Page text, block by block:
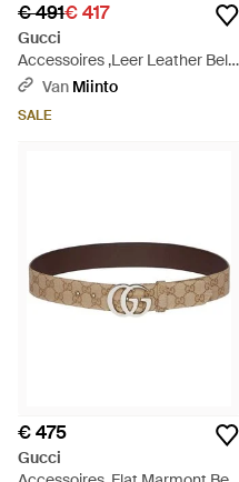
€ 491€ 417
Gucci
Accessoires ,Leer Leather Belt
- Naturel
Van Miinto
SALE
€ 475
Gucci